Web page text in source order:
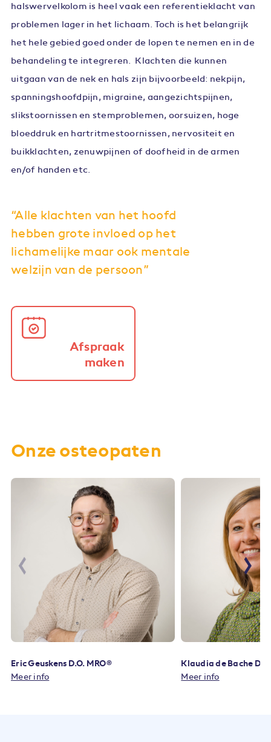
halswervelkolom is heel vaak een referentieklacht van
problemen lager in het lichaam. Toch is het belangrijk
het hele gebied goed onder de lopen te nemen en in de
behandeling te integreren. Klachten die kunnen
uitgaan van de nek en hals zijn bijvoorbeeld: nekpijn,
spanningshoofdpijn, migraine, aangezichtspijnen,
slikstoornissen en stemproblemen, oorsuizen, hoge
bloeddruk en hartritmestoornissen, nervositeit en
buikklachten, zenuwpijnen of doofheid in de armen
en/of handen etc.
“Alle klachten van het hoofd
hebben grote invloed op het
lichamelijke maar ook mentale
welzijn van de persoon”
Afspraak
maken
Onze osteopaten
Eric Geuskens D.O. MRO®
Meer info
Klaudia de Bache
Meer info